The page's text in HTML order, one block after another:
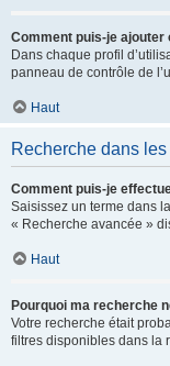
Comment puis-je ajouter
Dans chaque profil
panneau de contrôle de
Haut
Recherche dans
Comment puis-je
Saisissez un terme dans
« Recherche avancée »
Haut
Pourquoi ma recherche
Votre recherche était
filtres disponibles dans la